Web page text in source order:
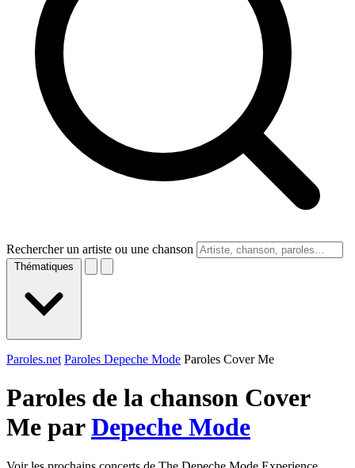
Rechercher un artiste ou une chanson
Thématiques
Paroles.net Paroles Depeche Mode Paroles Cover Me
Paroles de la chanson Cover
Me parDepeche Mode